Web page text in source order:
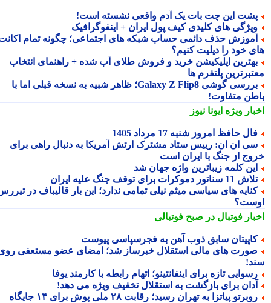
این چت بات یک آدم واقعی نشسته است!
های کلیدی کیف پول ایران + اینفوگرافیک
حذف دائمی حساب شبکه های اجتماعی؛ چگونه تمام اکانت
خود را دیلیت کنیم؟
اپلیکیشن خرید و فروش طلای آب شده + راهنمای انتخاب
پلتفرم ها
بررسی گوشی Galaxy Z Flip8؛ ظاهر شبیه به نسخه قبلی اما با
متفاوت!
ویژهایونا نیوز
حافظ امروز شنبه 17 مرداد 1405
ان ان: رییس ستاد مشترک ارتش آمریکا به دنبال راهی برای
از جنگ با ایران است
کلمه زیباترین واژه جهان شد
سناتور دموکرات برای توقف جنگ علیه ایران
های سیاسی میثم نیلی تمامی ندارد؛ این بار قالیباف در تیررس
فوتبال در صبح فوتبالی
سابق ذوب آهن به فجرسپاسی پیوست
های مالی استقلال خبرساز شد؛ امضای عضو مستعفی روی
تازه برای اینفانتینو؛ اتهام رابطه با کارمند یوفا
برای بازگشت به استقلال تخفیف ویژه می دهد!
پیاتزا به تهران رسید؛ رقابت ۲۸ ملی پوش برای ۱۴ جایگاه